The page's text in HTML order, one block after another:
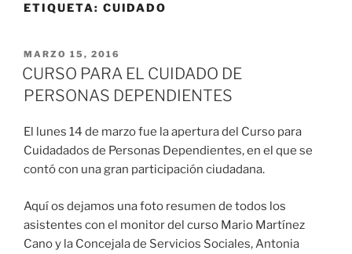
ETIQUETA: CUIDADO
MARZO 15, 2016
CURSO PARA EL CUIDADO DE
PERSONAS DEPENDIENTES
El lunes 14 de marzo fue la apertura del Curso para
Cuidadados de Personas Dependientes, en el que se
contó con una gran participación ciudadana.
Aquí os dejamos una foto resumen de todos los
asistentes con el monitor del curso Mario Martínez
Cano y la Concejala de Servicios Sociales, Antonia